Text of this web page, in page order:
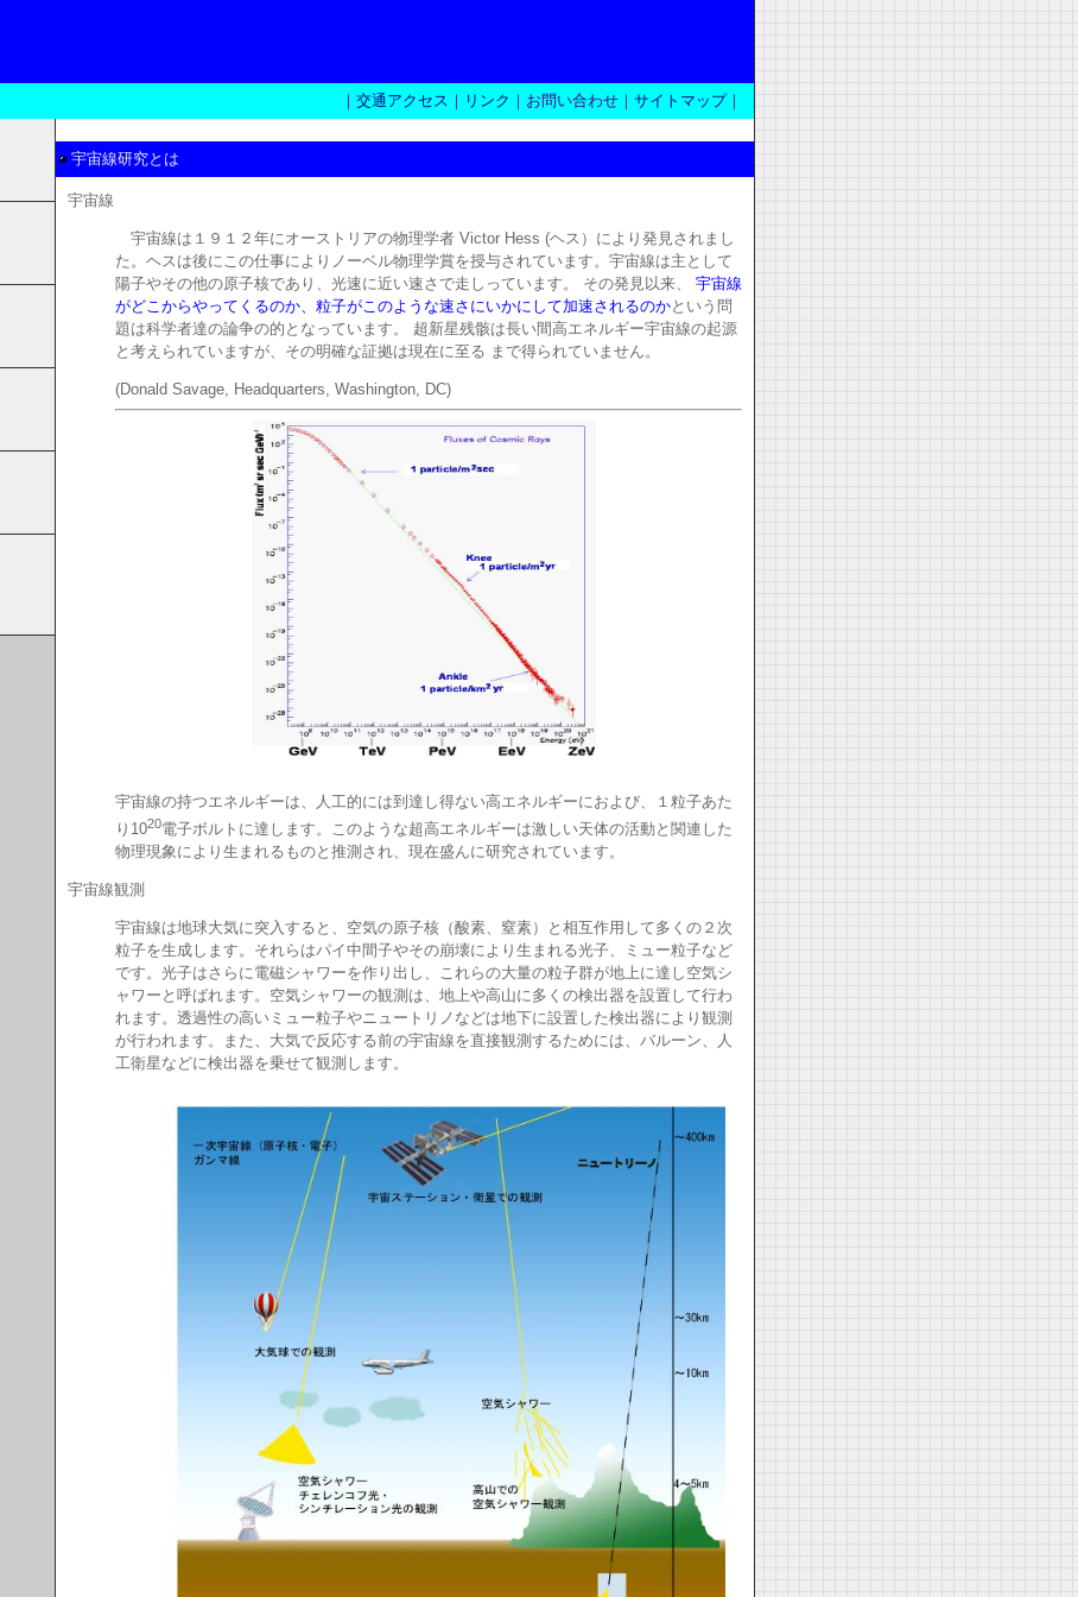
｜ 交通アクセス ｜ リンク ｜お問い合わせ｜ サイトマップ｜
宇宙線研究とは
宇宙線
宇宙線は１９１２年にオーストリアの物理学者 Victor Hess (ヘス）により発見されまし
た。ヘスは後にこの仕事によりノーベル物理学賞を授与されています。宇宙線は主として
陽子やその他の原子核であり、光速に近い速さで走しっています。 その発見以来、
宇宙線
がどこからやってくるのか、粒子がこのような速さにいかにして加速されるのかという問
題は科学者達の論争の的となっています。 超新星残骸は長い間高エネルギー宇宙線の起源
と考えられていますが、その明確な証拠は現在に至る まで得られていません。
(Donald Savage, Headquarters, Washington, DC)
宇宙線の持つエネルギーは、人工的には到達し得ない高エネルギーにおよび、１粒子あた
り1020電子ボルトに達します。このような超高エネルギーは激しい天体の活動と関連した
物理現象により生まれるものと推測され、現在盛んに研究されています。
宇宙線観測
宇宙線は地球大気に突入すると、空気の原子核（酸素、窒素）と相互作用して多くの２次
粒子を生成します。それらはパイ中間子やその崩壊により生まれる光子、ミュー粒子など
です。光子はさらに電磁シャワーを作り出し、これらの大量の粒子群が地上に達し空気シ
ャワーと呼ばれます。空気シャワーの観測は、地上や高山に多くの検出器を設置して行わ
れます。透過性の高いミュー粒子やニュートリノなどは地下に設置した検出器により観測
が行われます。また、大気で反応する前の宇宙線を直接観測するためには、バルーン、人
工衛星などに検出器を乗せて観測します。